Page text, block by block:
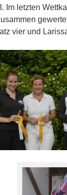
Im letzten
vier und